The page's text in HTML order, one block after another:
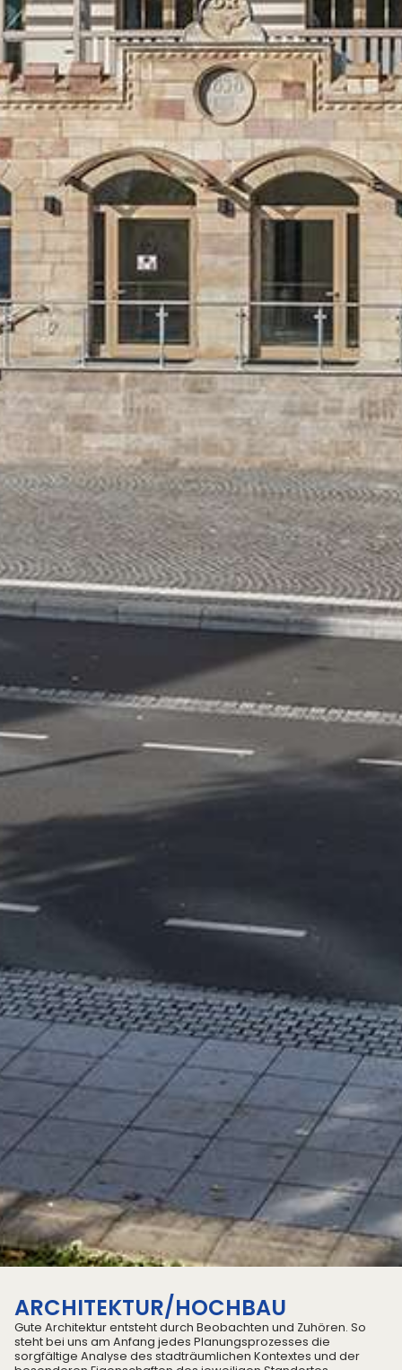
ARCHITEKTUR/
HOCHBAU
ARCHITEKTUR/HOCHBAU
Gute Architektur entsteht durch Beobachten und Zuhören. So
steht bei uns am Anfang jedes Planungsprozesses die
sorgfältige Analyse des stadträumlichen Kontextes und der